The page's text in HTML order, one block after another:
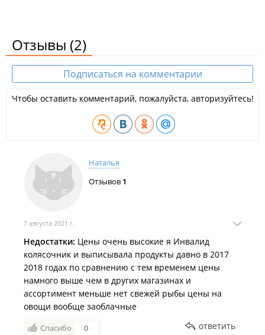
Отзывы (2)
Подписаться на комментарии
Чтобы оставить комментарий, пожалуйста, авторизуйтесь!
Наталья
Отзывов 1
7 августа 2021 г.
Недостатки: Цены очень высокие я Инвалид
колясочник и выписывала продукты давно в 2017
2018 годах по сравнению с тем временем цены
намного выше чем в других магазинах и
ассортимент меньше нет свежей рыбы цены на
овощи вообще заоблачные
Спасибо 0 ответить